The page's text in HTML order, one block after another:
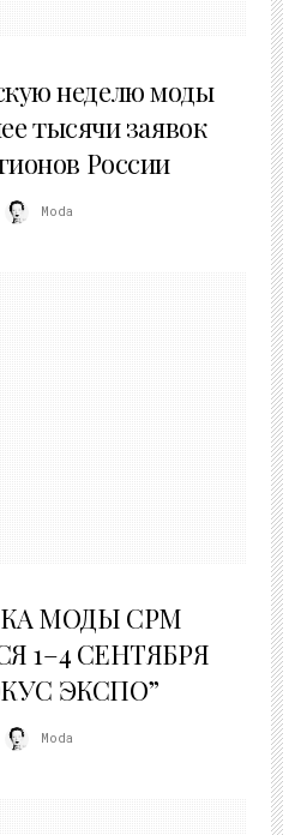
неделю моды
тысячи заявок
России
Moda
МОДЫ CPM
1–4 СЕНТЯБРЯ
ЭКСПО”
Moda